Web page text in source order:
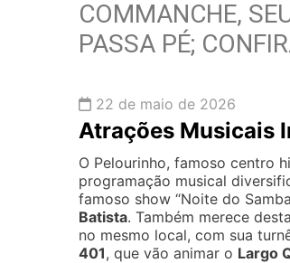
COMMANCHE,
PASSA PÉ;
22 de maio de 2026
Atrações Musicais
O Pelourinho, famoso centro
programação musical
famoso show “Noite do
Batista. Também merece
no mesmo local, com sua
401, que vão animar o Largo